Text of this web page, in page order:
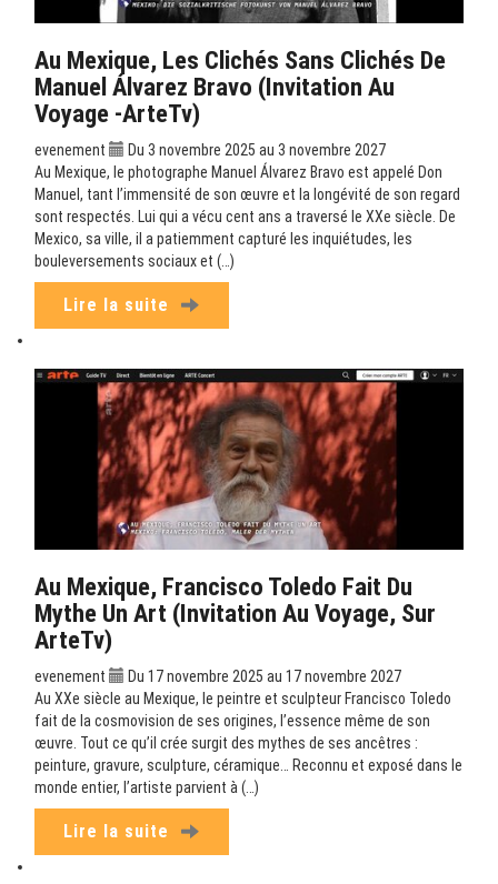
Au Mexique, Les Clichés Sans Clichés De
Manuel Álvarez Bravo (Invitation Au
Voyage -ArteTv)
evenement
Du 3 novembre 2025 au 3 novembre 2027
Au Mexique, le photographe Manuel Álvarez Bravo est appelé Don
Manuel, tant l’immensité de son œuvre et la longévité de son regard
sont respectés. Lui qui a vécu cent ans a traversé le XXe siècle. De
Mexico, sa ville, il a patiemment capturé les inquiétudes, les
bouleversements sociaux et (…)
Lire la suite
Au Mexique, Francisco Toledo Fait Du
Mythe Un Art (Invitation Au Voyage, Sur
ArteTv)
evenement
Du 17 novembre 2025 au 17 novembre 2027
Au XXe siècle au Mexique, le peintre et sculpteur Francisco Toledo
fait de la cosmovision de ses origines, l’essence même de son
œuvre. Tout ce qu’il crée surgit des mythes de ses ancêtres :
peinture, gravure, sculpture, céramique… Reconnu et exposé dans le
monde entier, l’artiste parvient à (…)
Lire la suite